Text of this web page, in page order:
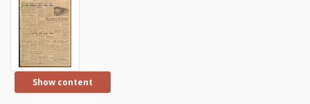
Show content